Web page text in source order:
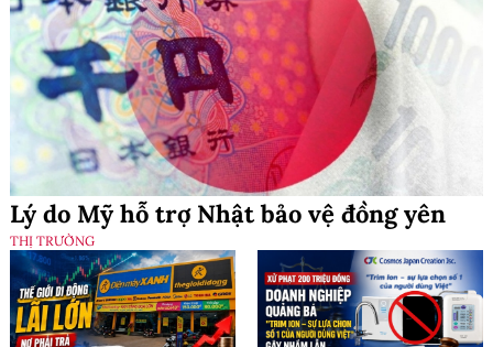
Lý do Mỹ hỗ trợ Nhật bảo vệ đồng yên
THỊ TRƯỜNG